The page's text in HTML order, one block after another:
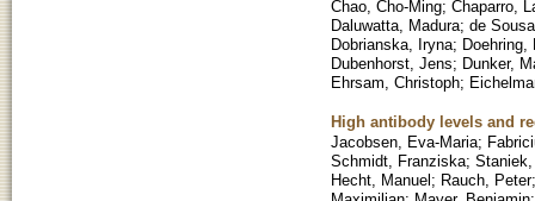
Chao, Cho-Ming; Chaparro,
Daluwatta, Madura; de
Dobrianska, Iryna; Doehring,
Dubenhorst, Jens; Dunker,
Ehrsam, Christoph;
High antibody levels and
Jacobsen, Eva-Maria;
Schmidt, Franziska;
Hecht, Manuel; Rauch, Peter